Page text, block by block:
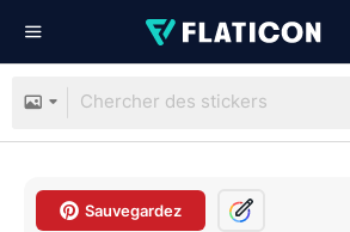
Sauvegardez